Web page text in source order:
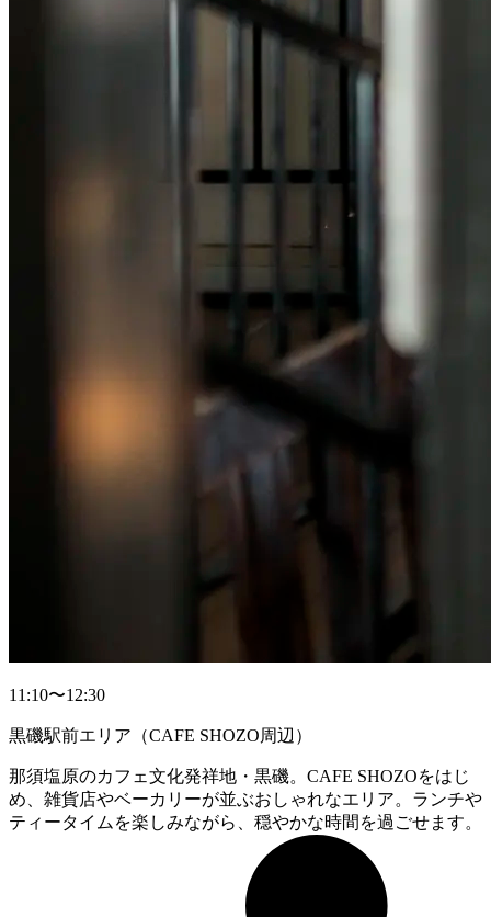
11:10〜12:30
黒磯駅前エリア（CAFE SHOZO周辺）
那須塩原のカフェ文化発祥地・黒磯。CAFE SHOZOをはじ
め、雑貨店やベーカリーが並ぶおしゃれなエリア。ランチや
ティータイムを楽しみながら、穏やかな時間を過ごせます。